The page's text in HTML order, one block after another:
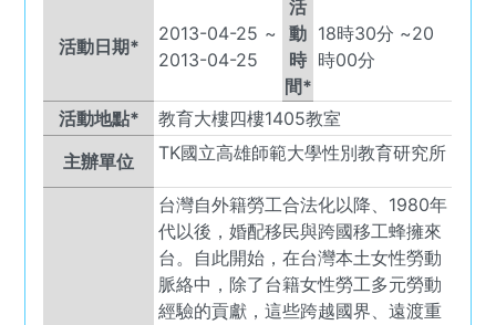
活動日期*
2013-04-25 ~
2013-04-25
活
動
時
間*
18時30 分 ~20
時00分
活動地點*
教育大樓四樓1405教室
主辦單位
TK國立高雄師範大學性別教育研究所
台灣自外籍勞工合法化以降、1980年
代以後，婚配移民與跨國移工蜂擁來
台。自此開始，在台灣本土女性勞動
脈絡中，除了台籍女性勞工多元勞動
經驗的貢獻，這些跨越國界、遠渡重